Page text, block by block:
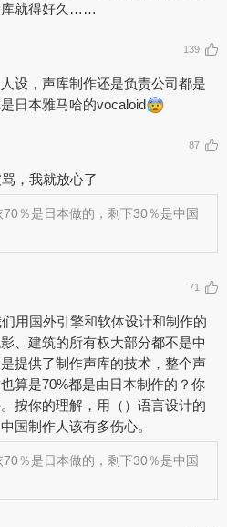
库就得好久……
139
设，声库制作还是负责公司都是
日本雅马哈的vocaloid
87
，我就放心了
％是日本做的，剩下30％是中国
71
用国外引擎和软体设计和制作的
、建筑的所有权大部分都不是中
提供了制作声库的技术，整个声
算是70%都是由日本制作的？你
按你的理解，用（）语言设计的
国制作人该有多伤心。
％是日本做的，剩下30％是中国